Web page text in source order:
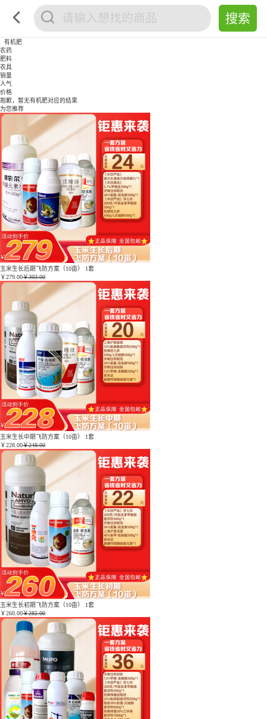
有机肥
农药
肥料
农具
销量
人气
价格
抱歉，暂无有机肥对应的结果
为您推荐
玉米生长后期飞防方案（10亩） 1套
￥279.00￥303.00
玉米生长中期飞防方案（10亩） 1套
￥228.00￥248.00
玉米生长初期飞防方案（10亩） 1套
￥260.00￥282.00